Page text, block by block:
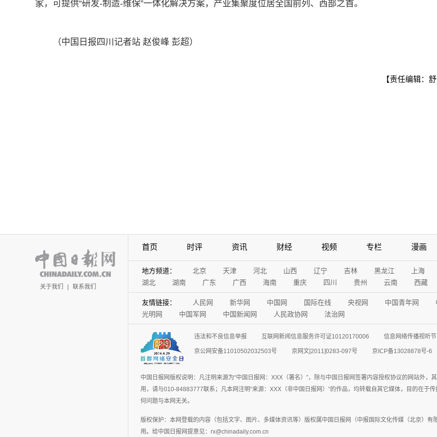
家，可提供“研发-制造-维保”一体化解决方案，产业集聚度位居全国前列、西部之首。
（中国日报四川记者站 赵俊峰 彭超）
【责任编辑：
关于我们 | 联系我们
首页 时评 资讯 财经 视频 专栏 漫画
地方频道： 北京 天津 河北 山西 辽宁 吉林 黑龙江
上海
湖北
湖南 广东 广西 海南 重庆 四川 贵州 云南 西藏
友情链接： 人民网 新华网 中国网 国际在线 央视网 中国青年网
光明网
中国军网 中国新闻网 人民政协网 法治网
违法和不良信息举报 互联网新闻信息服务许可证10120170006 信息网络传播视听
京公网安备11010502032503号 京网文[2011]0283-097号 京ICP备13028878号-6
中国日报网版权说明：凡注明来源为“中国日报网：XXX（署名）”，除与中国日报网签署内容授权协议的网站外
用，请与010-84883777联系；凡本网注明“来源：XXX（非中国日报网）”的作品，均转载自其它媒体，目的在于
何问题与本网无关。
版权保护：本网登载的内容（包括文字、图片、多媒体资讯等）版权属中国日报网（中报国际文化传媒（北京）
用。给中国日报网提意见：rx@chinadaily.com.cn